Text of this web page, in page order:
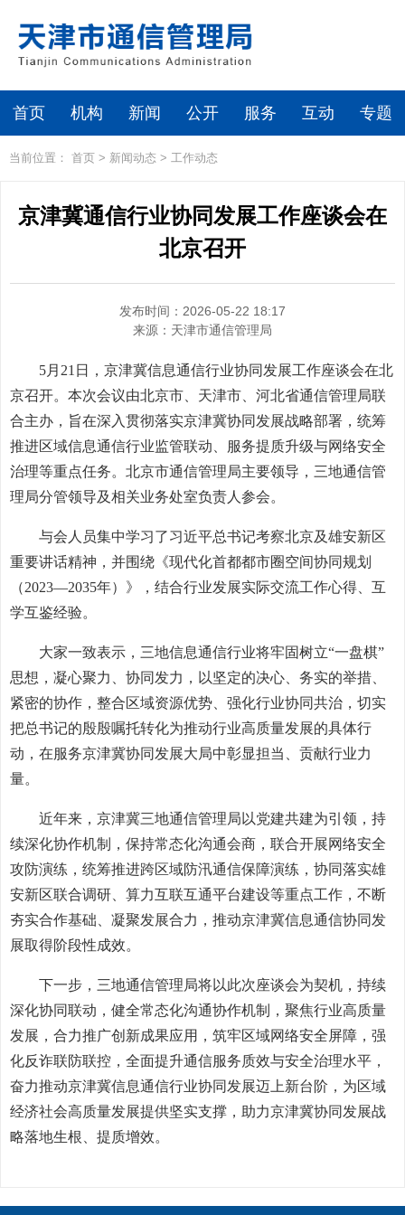
首页 机构 新闻 公开 服务 互动 专题
当前位置： 首页 > 新闻动态 > 工作动态
京津冀通信行业协同发展工作座谈会在
北京召开
发布时间：2026-05-22 18:17
来源： 天津市通信管理局
5月21日，京津冀信息通信行业协同发展工作座谈会在北
京召开。本次会议由北京市、天津市、河北省通信管理局联
合主办，旨在深入贯彻落实京津冀协同发展战略部署，统筹
推进区域信息通信行业监管联动、服务提质升级与网络安全
治理等重点任务。北京市通信管理局主要领导，三地通信管
理局分管领导及相关业务处室负责人参会。
与会人员集中学习了习近平总书记考察北京及雄安新区
重要讲话精神，并围绕《现代化首都都市圈空间协同规划
（2023—2035年）》，结合行业发展实际交流工作心得、互
学互鉴经验。
大家一致表示，三地信息通信行业将牢固树立“一盘棋”
思想，凝心聚力、协同发力，以坚定的决心、务实的举措、
紧密的协作，整合区域资源优势、强化行业协同共治，切实
把总书记的殷殷嘱托转化为推动行业高质量发展的具体行
动，在服务京津冀协同发展大局中彰显担当、贡献行业力
量。
近年来，京津冀三地通信管理局以党建共建为引领，持
续深化协作机制，保持常态化沟通会商，联合开展网络安全
攻防演练，统筹推进跨区域防汛通信保障演练，协同落实雄
安新区联合调研、算力互联互通平台建设等重点工作，不断
夯实合作基础、凝聚发展合力，推动京津冀信息通信协同发
展取得阶段性成效。
下一步，三地通信管理局将以此次座谈会为契机，持续
深化协同联动，健全常态化沟通协作机制，聚焦行业高质量
发展，合力推广创新成果应用，筑牢区域网络安全屏障，强
化反诈联防联控，全面提升通信服务质效与安全治理水平，
奋力推动京津冀信息通信行业协同发展迈上新台阶，为区域
经济社会高质量发展提供坚实支撑，助力京津冀协同发展战
略落地生根、提质增效。